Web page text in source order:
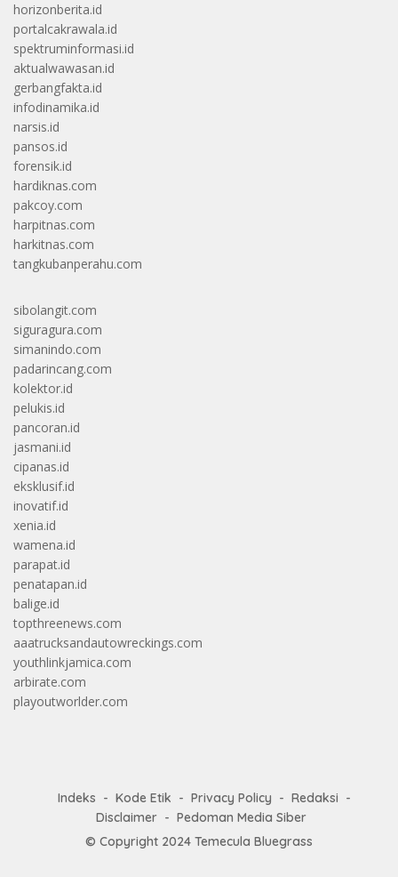
horizonberita.id
portalcakrawala.id
spektruminformasi.id
aktualwawasan.id
gerbangfakta.id
infodinamika.id
narsis.id
pansos.id
forensik.id
hardiknas.com
pakcoy.com
harpitnas.com
harkitnas.com
tangkubanperahu.com
sibolangit.com
siguragura.com
simanindo.com
padarincang.com
kolektor.id
pelukis.id
pancoran.id
jasmani.id
cipanas.id
eksklusif.id
inovatif.id
xenia.id
wamena.id
parapat.id
penatapan.id
balige.id
topthreenews.com
aaatrucksandautowreckings.com
youthlinkjamica.com
arbirate.com
playoutworlder.com
Indeks Kode Etik Privacy Policy
Redaksi
Disclaimer
Pedoman Media Siber
© Copyright 2024 Temecula Bluegrass